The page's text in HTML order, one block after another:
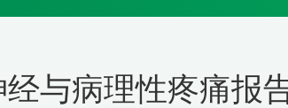
与病理性疼痛报